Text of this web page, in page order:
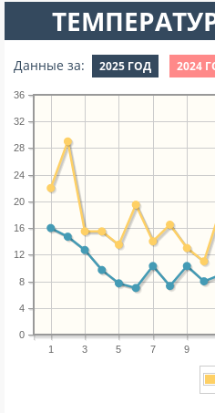
Данные за: 2025 ГОД 2024
1 3 5 7 9
0
4
8
12
16
20
24
28
32
36